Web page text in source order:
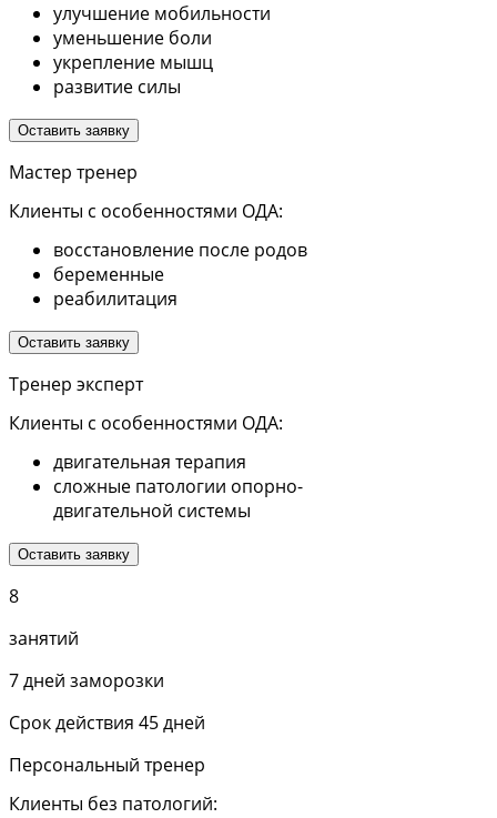
улучшение мобильности
уменьшение боли
укрепление мышц
развитие силы
Оставить заявку
Мастер тренер
Клиенты с особенностями ОДА:
восстановление после родов
беременные
реабилитация
Оставить заявку
Тренер эксперт
Клиенты с особенностями ОДА:
двигательная терапия
сложные патологии опорно-
двигательной системы
Оставить заявку
8
занятий
7 дней заморозки
Срок действия 45 дней
Персональный тренер
Клиенты без патологий: